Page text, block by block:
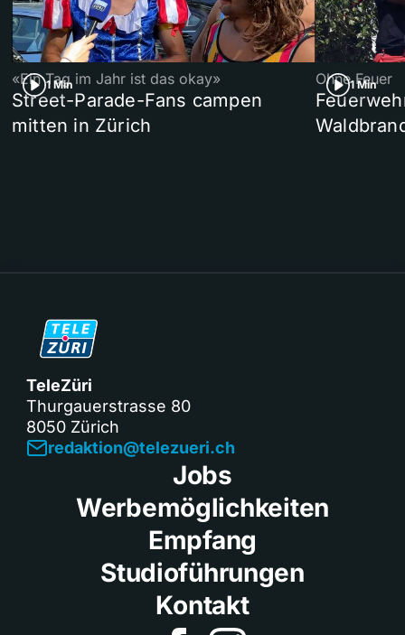
1 Min
«Ein Tag im Jahr ist das okay»
Street-Parade-Fans campen
mitten in Zürich
1 Min
Ohne Feuer
TeleZüri
Thurgauerstrasse 80
8050 Zürich
redaktion@telezueri.ch
Jobs
Werbemöglichkeiten
Empfang
Studioführungen
Kontakt